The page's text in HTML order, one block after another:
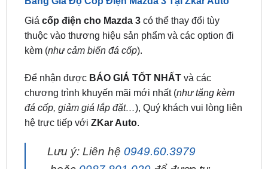
thuộc vào thương hiệu sản phẩm và các option đi
kèm (như cảm biến đá cốp).
Để nhận đượcBÁO GIÁ TỐT NHẤT
đá cốp, giảm giá lắp đặt…), Quý khách vui lòng liên
hệ trực tiếp vớiZKar Auto.
Lưu ý: Liên hệ0949.60.3979
vấn chi tiết và cập nhật giá chính